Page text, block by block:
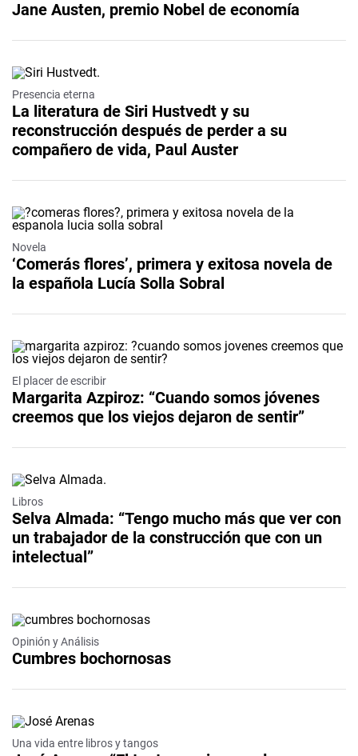
Jane Austen, premio Nobel de economía
Presencia eterna
La literatura de Siri Hustvedt y su
reconstrucción después de perder a su
compañero de vida, Paul Auster
Novela
‘Comerás flores’, primera y exitosa novela de
la española Lucía Solla Sobral
El placer de escribir
Margarita Azpiroz: “Cuando somos jóvenes
creemos que los viejos dejaron de sentir”
Libros
Selva Almada: “Tengo mucho más que ver con
un trabajador de la construcción que con un
intelectual”
Opinión y Análisis
Cumbres bochornosas
Una vida entre libros y tangos